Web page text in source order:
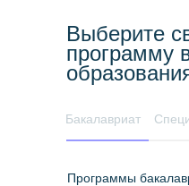
Выберите
программу
Бакалавриат
Программы